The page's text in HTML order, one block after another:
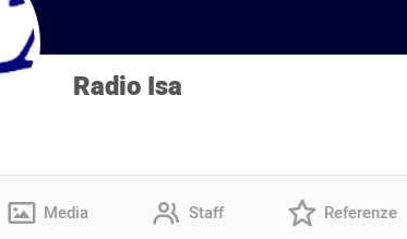
Radio Isa
Media Staff Referenze